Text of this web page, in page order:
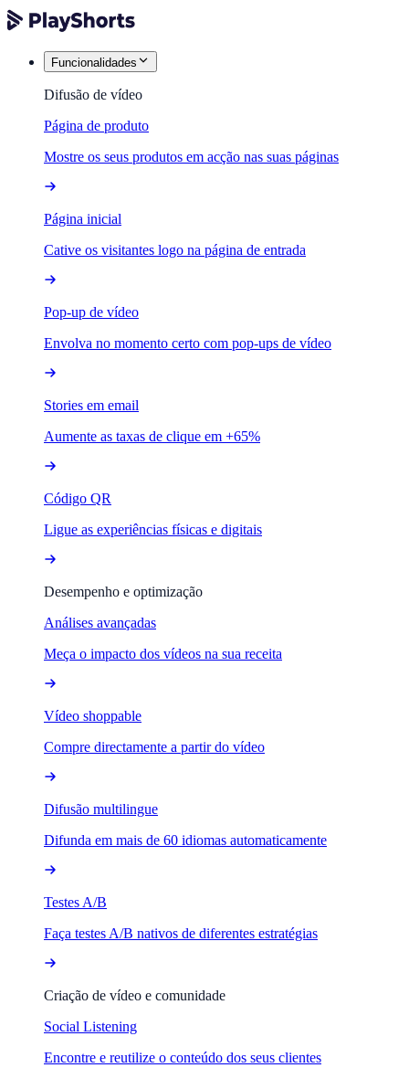
Funcionalidades
Difusão de vídeo
Página de produto
Mostre os seus produtos em acção nas suas páginas
Página inicial
Cative os visitantes logo na página de entrada
Pop-up de vídeo
Envolva no momento certo com pop-ups de vídeo
Stories em email
Aumente as taxas de clique em +65%
Código QR
Ligue as experiências físicas e digitais
Desempenho e optimização
Análises avançadas
Meça o impacto dos vídeos na sua receita
Vídeo shoppable
Compre directamente a partir do vídeo
Difusão multilingue
Difunda em mais de 60 idiomas automaticamente
Testes A/B
Faça testes A/B nativos de diferentes estratégias
Criação de vídeo e comunidade
Social Listening
Encontre e reutilize o conteúdo dos seus clientes